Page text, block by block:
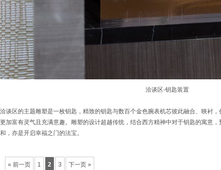
洽谈区-钥匙装置
洽谈区的主题雕塑是一枚钥匙，精致的钥匙与数百个金色腕表机芯彼此融合、映衬
更加富有灵气且充满意趣。雕塑的设计超越传统，结合西方精神中对于钥匙的寓意
和，亦是开启幸福之门的法宝。
« 前一页 1 2 3 下一页 »